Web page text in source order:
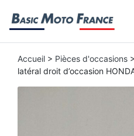
Accueil > Pièces d'occasions >
latéral droit d’occasion